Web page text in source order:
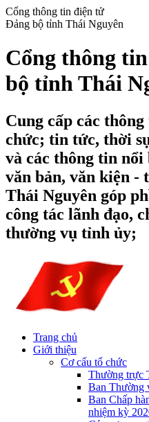
Cổng thông tin điện tử
Đảng bộ tỉnh Thái Nguyên
Cổng thông
bộ tỉnh Thái
Cung cấp các
chức; tin tức, thời
và các thông tin
văn bản, văn kiện -
Thái Nguyên góp
công tác lãnh đạo,
thường vụ tỉnh ủy;
Trang chủ
Giới thiệu
Cơ cấu tổ chức
Thường trực
Ban Thường
Ban Chấp
nhiệm kỳ